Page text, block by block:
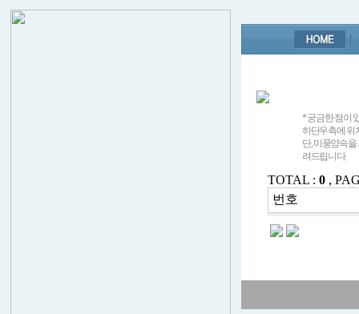
* 궁금한 점이
하단우측에 위
단, 미풍양속
려드립니다.
TOTAL : 0,
번호